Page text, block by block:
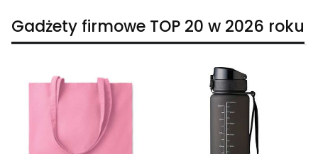
Gadżety firmowe TOP 20 w 2026 roku